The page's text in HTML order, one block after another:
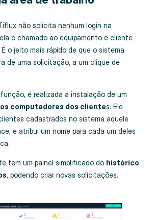
não solicita nenhum login na
o chamado ao equipamento e cliente
o jeito mais rápido de que o sistema
de uma solicitação, a um clique de
é realizada a instalação de um
computadores dos clientes. Ele
cadastrados no sistema aquele
e atribui um nome para cada um deles
tem um painel simplificado do histórico
, podendo criar novas solicitações.